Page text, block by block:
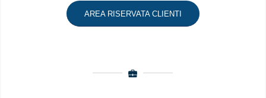
AREA RISERVATA CLIENTI